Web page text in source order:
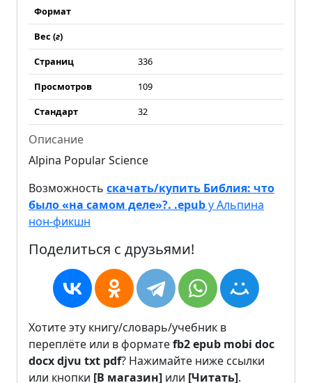
Формат
Вес (г)
Страниц
336
Просмотров
109
Стандарт
32
Описание
Alpina Popular Science
Возможность скачать/купить Библия: что
было «на самом деле»?. .epubу Альпина
нон-фикшн
Поделиться с друзьями!
Хотите эту книгу/словарь/учебник в
переплёте или в форматеfb2epub mobi doc
docxdjvu txt pdf? Нажимайте ниже ссылки
или кнопки [В магазин] или [Читать].